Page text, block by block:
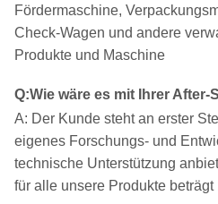
Fördermaschine,
Check-Wagen und andere
Produkte und Maschine
Q:Wie wäre es mit Ihrer After-
A: Der Kunde steht an erster
eigenes Forschungs- und
technische Unterstützung
für alle unsere Produkte beträgt